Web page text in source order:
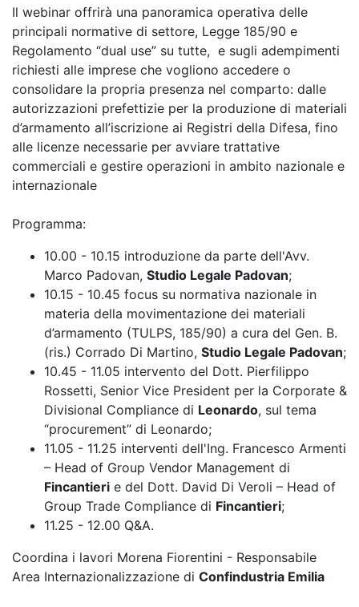
Il webinar offrirà una panoramica operativa delle
principali normative di settore, Legge 185/90 e
Regolamento “dual use” su tutte, e sugli adempimenti
richiesti alle imprese che vogliono accedere o
consolidare la propria presenza nel comparto: dalle
autorizzazioni prefettizie per la produzione di materiali
d’armamento all’iscrizione ai Registri della Difesa, fino
alle licenze necessarie per avviare trattative
commerciali e gestire operazioni in ambito nazionale e
internazionale
Programma:
10.00 - 10.15 introduzione da parte dell'Avv.
Marco Padovan, Studio Legale Padovan;
10.15 - 10.45 focus su normativa nazionale in
materia della movimentazione dei materiali
d’armamento (TULPS, 185/90) a cura del Gen. B.
(ris.) Corrado Di Martino, Studio Legale Padovan;
10.45 - 11.05 intervento del Dott. Pierfilippo
Rossetti, Senior Vice President per la Corporate &
Divisional Compliance di Leonardo, sul tema
“procurement” di Leonardo;
11.05 - 11.25 interventi dell'Ing. Francesco Armenti
– Head of Group Vendor Management di
Fincantieri e del Dott. David Di Veroli – Head of
Group Trade Compliance di Fincantieri;
11.25 - 12.00 Q&A.
Coordina i lavori Morena Fiorentini - Responsabile
Area Internazionalizzazione di Confindustria Emilia